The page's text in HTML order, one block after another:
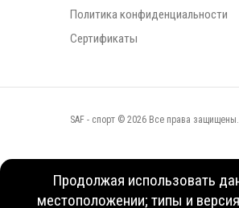
Политика конфиденциальности
Сертификаты
SAF - спорт © 2026 Все права защищены.
Продолжая использовать
местоположении; типы и